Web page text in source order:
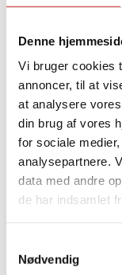
Denne
Vi bruger cookies
annoncer, til at
at analysere
din brug af vores
for sociale
analysepartnere.
data med andre
de har indsamlet
Nødvendig
Læs mere
SPIL ARTRAX
1.650,00kr.